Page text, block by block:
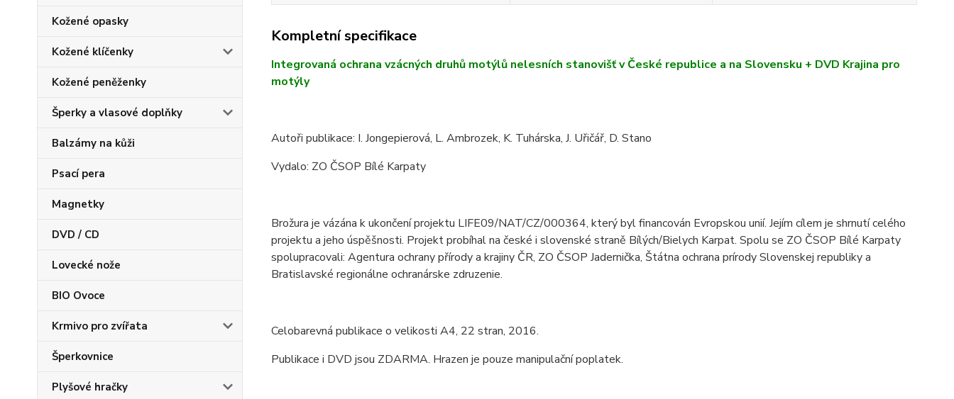
Kožené opasky
Kožené klíčenky
Kožené peněženky
Šperky a vlasové doplňky
Balzámy na kůži
Psací pera
Magnetky
DVD / CD
Lovecké nože
BIO Ovoce
Krmivo pro zvířata
Šperkovnice
Plyšové hračky
Kompletní specifikace
Integrovaná ochrana vzácných druhů motýlů nelesních stanovišť v České republice a na Slovensku + DVD Krajina pro
motýly
Autoři publikace: I. Jongepierová, L. Ambrozek, K. Tuhárska, J. Uřičář, D. Stano
Vydalo: ZO ČSOP Bílé Karpaty
Brožura je vázána k ukončení projektu LIFE09/NAT/CZ/000364, který byl financován Evropskou unií. Jejím cílem je shrnutí celého
projektu a jeho úspěšnosti. Projekt probíhal na české i slovenské straně Bílých/Bielych Karpat. Spolu se ZO ČSOP Bílé Karpaty
spolupracovali: Agentura ochrany přírody a krajiny ČR, ZO ČSOP Jadernička, Štátna ochrana prírody Slovenskej republiky a
Bratislavské regionálne ochranárske zdruzenie.
Celobarevná publikace o velikosti A4, 22 stran, 2016.
Publikace i DVD jsou ZDARMA. Hrazen je pouze manipulační poplatek.